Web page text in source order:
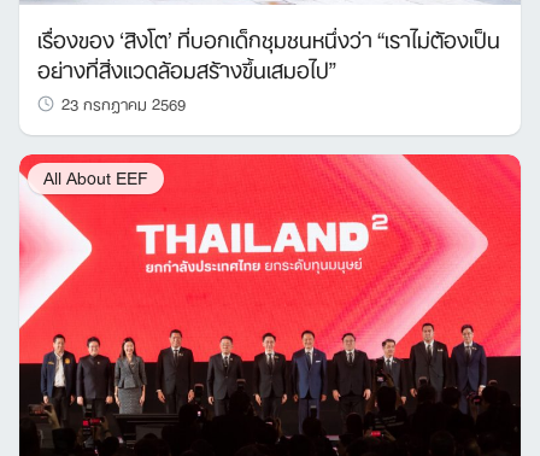
เรื่องของ ‘สิงโต’ ที่บอกเด็กชุมชนหนึ่งว่า “เราไม่ต้องเป็น
อย่างที่สิ่งแวดล้อมสร้างขึ้นเสมอไป”
23 กรกฎาคม 2569
All About EEF